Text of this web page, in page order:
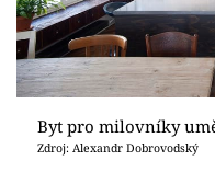
Přihlášení
Sledujte nás
Byt pro milovníky
Zdroj: Alexandr Dobrovodský